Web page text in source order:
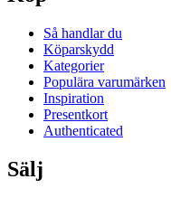
Så handlar du
Köparskydd
Kategorier
Populära varumärken
Inspiration
Presentkort
Authenticated
Sälj